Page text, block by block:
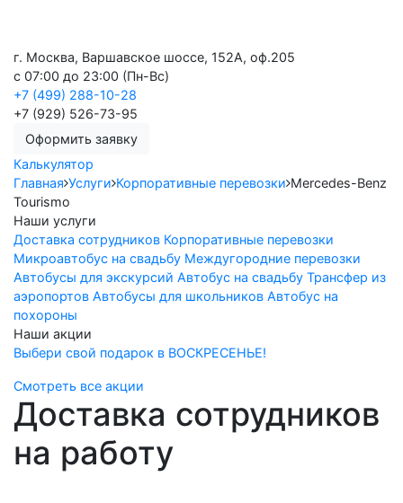
г. Москва, Варшавское шоссе, 152А, оф.205
с 07:00 до 23:00 (Пн-Вс)
+7 (499) 288-10-28
+7 (929) 526-73-95
Оформить заявку
Калькулятор
Главная Услуги Корпоративные перевозки Mercedes-Benz
Tourismo
Наши услуги
Доставка сотрудников Корпоративные перевозки
Микроавтобус на свадьбу Междугородние перевозки
Автобусы для экскурсий Автобус на свадьбу Трансфер из
аэропортов Автобусы для школьников Автобус на
похороны
Наши акции
Выбери свой подарок в ВОСКРЕСЕНЬЕ!
Смотреть все акции
Доставка сотрудников
на работу